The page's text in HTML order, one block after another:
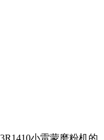
小雷蒙磨粉机的